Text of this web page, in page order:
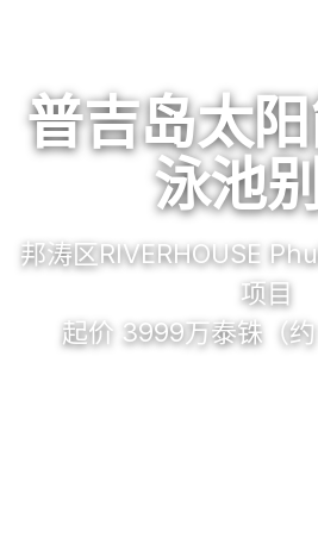
普吉岛太
泳池
邦涛区RIVERHOUSE
项目
起价 3999万泰铢（约